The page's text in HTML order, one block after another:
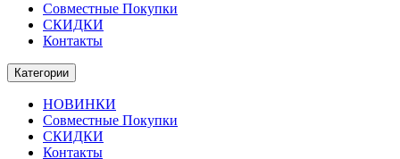
Совместные Покупки
СКИДКИ
Контакты
Категории
НОВИНКИ
Совместные Покупки
СКИДКИ
Контакты